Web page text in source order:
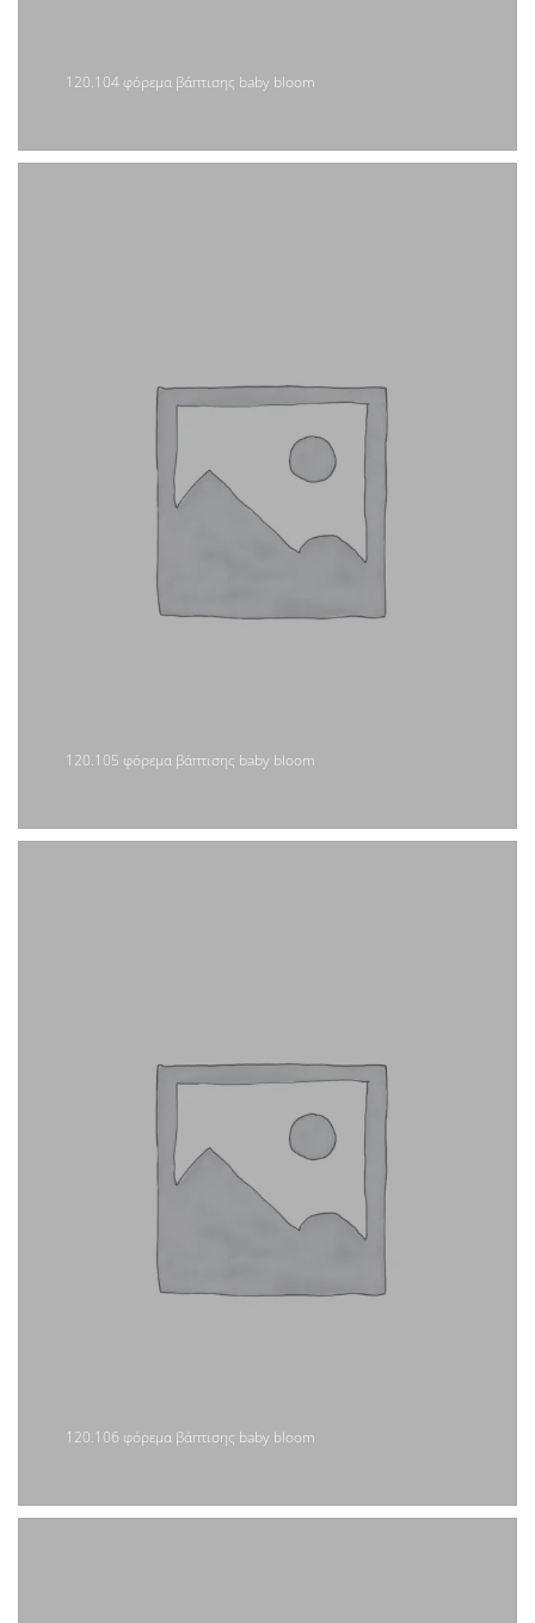
120.104 φόρεμα βάπτισης baby bloom
120.105 φόρεμα βάπτισης baby bloom
120.106 φόρεμα βάπτισης baby bloom